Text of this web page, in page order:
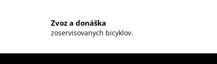
p
s
Zvoz a donáška
zoservisovanych bicyklov.